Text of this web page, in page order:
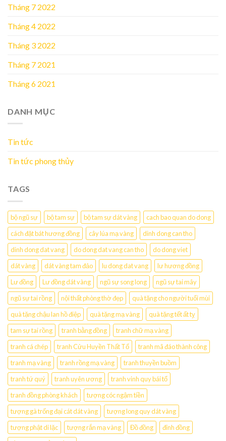
Tháng 7 2022
Tháng 4 2022
Tháng 3 2022
Tháng 7 2021
Tháng 6 2021
DANH MỤC
Tin tức
Tin tức phong thủy
TAGS
bộ ngũ sự bộ tam sự bộ tam sự dát vàng
cach bao quan do dong
cách đặt bát hương đồng
cây lúa mạ vàng
dinh dong can tho
dinh dong dat vang
do dong dat vang can tho
do dong viet
dát vàng
dát vàng tam đảo lu dong dat vang
lư hương đồng
Lư đồng
Lư đồng dát vàng ngũ sự song long
ngũ sự tai mây
ngũ sự tai rồng
nội thất phòng thờ đẹp
quà tặng cho người tuổi mùi
quà tặng chậu lan hồ điệp
quà tặng mạ vàng
quà tặng tết ất tỵ
tam sự tai rồng
tranh bằng đồng
tranh chữ mạ vàng
tranh cá chép
tranh Cửu Huyền Thất Tổ
tranh mã đáo thành công
tranh mạ vàng
tranh rồng mạ vàng
tranh thuyền buồm
tranh tứ quý
tranh uyên ương
tranh vinh quy bái tổ
tranh đồng phòng khách
tượng cóc ngậm tiền
tượng gà trống đại cát dát vàng
tượng long quy dát vàng
tượng phật di lặc
tượng rắn mạ vàng Đồ đồng
đỉnh đồng